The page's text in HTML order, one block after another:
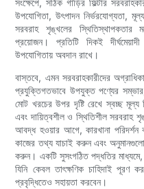
সংক্ষেপে, সঠিক গাড়ির ফিল্টার
উপযোগিতা, উৎপাদন নির্ভরযোগ্যতা,
সরবরাহ শৃঙ্খলের স্থিতিস্থাপকতার
প্রয়োজন। প্রতিটি দিকই
উপযোগিতায় অবদান রাখে।
বাস্তবে, এমন সরবরাহকারীদের
প্রযুক্তিগতভাবে উপযুক্ত পণ্যের
মোট খরচের উপর দৃষ্টি রেখে স্বচ্ছ মূল্য
এবং দায়িত্বশীল ও স্থিতিশীল সরবরাহ
আবদ্ধ হওয়ার আগে, কারখানা পরিদর্শন
কাজের তথ্য যাচাই করুন এবং অনুমানগুলো
করুন। একটি সুসংগঠিত পদ্ধতির
যিনি কেবল তাৎক্ষণিক চাহিদাই পূরণ
প্রবৃদ্ধিতেও সহায়তা করবেন।